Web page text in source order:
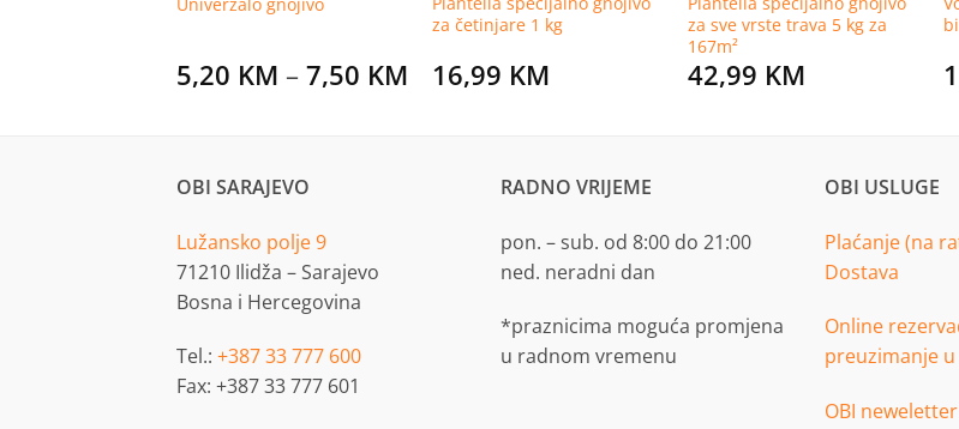
5,20 KM – 7,50 KMPrice
range:
7,50 KM
za četinjare 1 kg
16,99 KM
za sve vrste trava 5 kg za
167m²
42,99 KM
Price
range:
7,50 KM
OBI SARAJEVO
Lužansko polje 9
71210 Ilidža – Sarajevo
Bosna i Hercegovina
Tel.: +387 33 777 600
Fax: +387 33 777 601
RADNO VRIJEME
pon. – sub. od 8:00 do 21:00
ned. neradni dan
*praznicima moguća promjena
u radnom vremenu
OBI USLUGE
Plaćanje (na
Dostava
Online
preuzimanje
OBI neweletter